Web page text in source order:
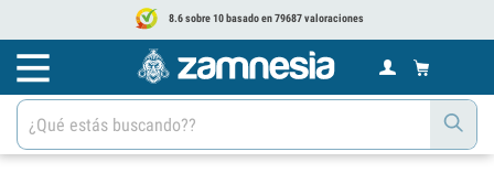
8.6 sobre 10 basado en 79687 valoraciones